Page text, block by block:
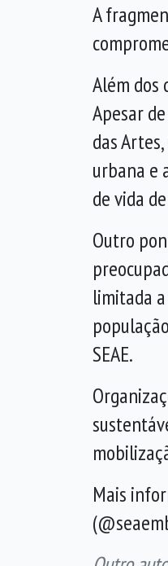
A
Além dos
Apesar
das
urbana e
de vida
Outro
limitada
SEAE.
Mais